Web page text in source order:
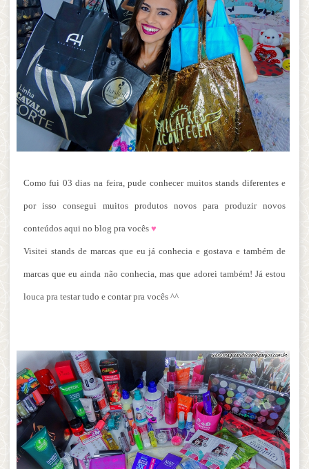
Como fui 03 dias na feira, pude conhecer muitos stands diferentes e
por isso consegui muitos produtos novos para produzir novos
conteúdos aqui no blog pra vocês ♥
Visitei stands de marcas que eu já conhecia e gostava e também de
marcas que eu ainda não conhecia, mas que adorei também! Já estou
louca pra testar tudo e contar pra vocês ^^